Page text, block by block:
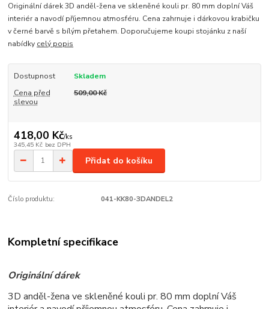
Originální dárek 3D anděl-žena ve skleněné kouli pr. 80 mm doplní Váš
interiér a navodí příjemnou atmosféru. Cena zahrnuje i dárkovou krabičku
v černé barvě s bílým přetahem. Doporučujeme koupi stojánku z naší
nabídky celý popis
Dostupnost
Skladem
Cena před
slevou
509,00 Kč
418,00 Kč/ks
345,45 Kč bez DPH
Přidat do košíku
Číslo produktu: 041-KK80-3DANDEL2
Kompletní specifikace
Originální dárek
3D anděl-žena ve skleněné kouli pr. 80 mm doplní Váš